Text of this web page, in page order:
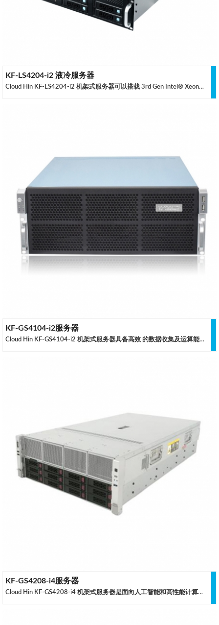
KF-LS4204-i2 液冷服务器
Cloud Hin KF-LS4204-i2 机架式服务器可以搭载 3rd Gen Intel® Xeon® Scalable 处理器和最大 4TB 的 DDR4 REG-ECC 内存，采用了液冷式的 GPU 散热与风冷式的 CPU 散热同时工作，妥善的确保两者均可以稳定的全负荷运行而没有降频的情况出现，自主开发的液冷系统中大量采用了缩醛树脂等高可靠性材料，在获得较高的散热效能的同时确保硬件的安全，同时也使得在一个相对安静的环境中使用 NVIDIA RTX3090/3080 等计算卡得以实现。
KF-GS4104-i2服务器
Cloud Hin KF-GS4104-i2 机架式服务器具备高效 的数据收集及运算能力，可以拥有极高的 CPU 运 行频率和灵活的 GPU 扩展性。由优质配件打造的 KF-GS4104-i2 具备高度的可靠性，适合中小型 物联网项目的落地使用。
KF-GS4208-i4服务器
Cloud Hin KF-GS4208-i4 机架式服务器是面向人工智能和高性能计算领域推出的GPU服务器，可以加速深度学习模型建造，以极快速度分析数据并导出有价值信息。利用超强算力预测未来的活动、行为和趋势，并使用大数据分析发现和解决隐藏在数据中的问题。此服务器采用Intel® Xeon® Scalable 系列处理器，最大可配置8块双宽GPU，通过冗余电源方案和技术领先的散热设计，确保服务器能够7x24小时的长时间稳定运行。